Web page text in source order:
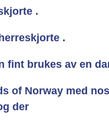
.
.
fint brukes av en
of Norway med
der